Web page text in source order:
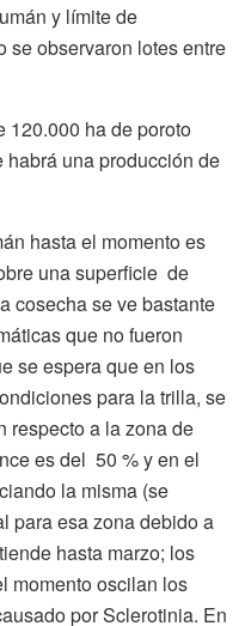
y límite de
se observaron lotes entre
120.000 ha de poroto
habrá una producción de
hasta el momento es
una superficie de
cosecha se ve bastante
que no fueron
se espera que en los
para la trilla, se
respecto a la zona de
es del 50 % y en el
la misma (se
para esa zona debido a
hasta marzo; los
momento oscilan los
por Sclerotinia. En